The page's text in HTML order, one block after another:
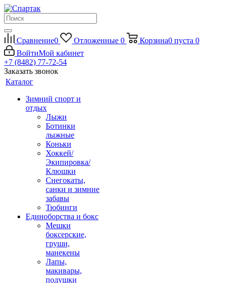
Сравнение0 Отложенные 0 Корзина0 пуста 0
ВойтиМой кабинет
+7 (8482) 77-72-54
Заказать звонок
Каталог
Зимний спорт и
отдых
Лыжи
Ботинки
лыжные
Коньки
Хоккей/
Экипировка/
Клюшки
Снегокаты,
санки и зимние
забавы
Тюбинги
Единоборства и бокс
Мешки
боксерские,
груши,
манекены
Лапы,
макивары,
подушки